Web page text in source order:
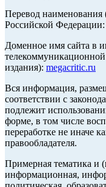
Перевод наименования
Российской
Доменное имя сайта в
телекоммуникационной
издания): megacritic.ru
Вся информация,
соответствии с
подлежит
форме, в том числе
переработке не иначе
правообладателя.
Примерная тематика и
информационная,